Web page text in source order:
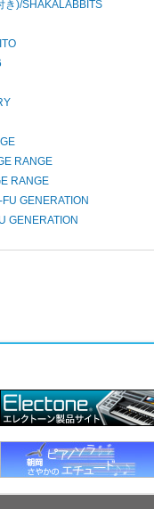
き)/SHAKALABBITS
RANGE
RANGE
GENERATION
GENERATION